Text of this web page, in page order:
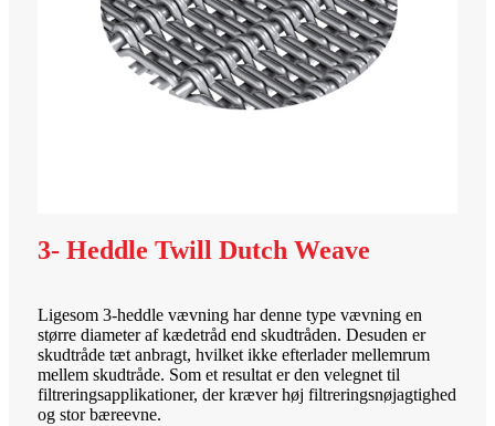
3- Heddle Twill Dutch Weave
Ligesom 3-heddle vævning har denne type vævning en
større diameter af kædetråd end skudtråden. Desuden er
skudtråde tæt anbragt, hvilket ikke efterlader mellemrum
mellem skudtråde. Som et resultat er den velegnet til
filtreringsapplikationer, der kræver høj filtreringsnøjagtighed
og stor bæreevne.